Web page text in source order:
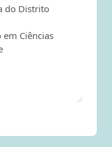
do Distrito
Ciências